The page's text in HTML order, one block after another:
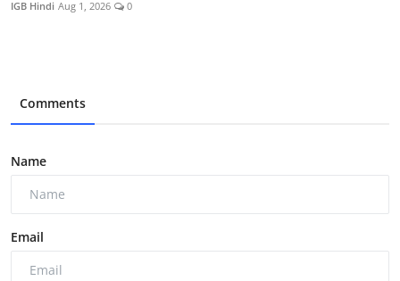
IGB Hindi Aug 1, 2026 0
Comments
Name
Email